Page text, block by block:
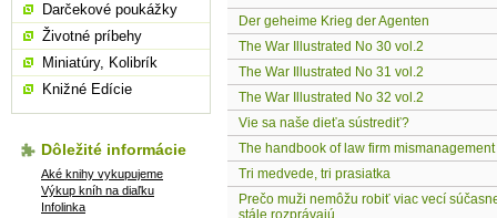
Der geheime Krieg der Agenten
The War Illustrated No 30 vol.2
The War Illustrated No 31 vol.2
The War Illustrated No 32 vol.2
Vie sa naše dieťa sústrediť?
The handbook of law firm mismanagement
Tri medvede, tri prasiatka
Prečo muži nemôžu robiť viac vecí
Darčekové poukážky
Životné príbehy
Miniatúry, Kolibrík
Knižné Edície
Dôležité informácie
Aké knihy vykupujeme
Výkup kníh na diaľku
Infolinka